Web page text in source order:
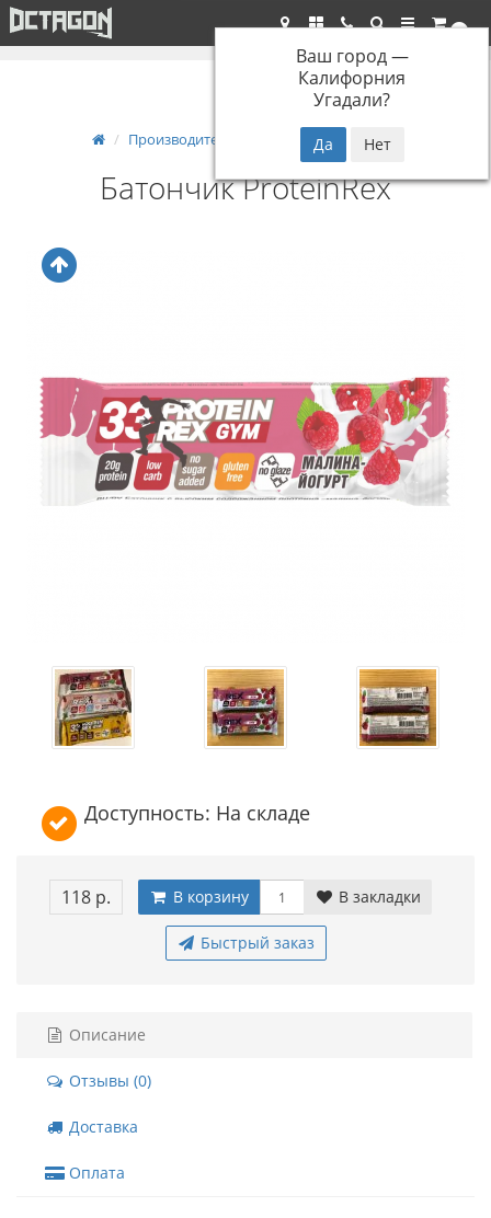
Бесплатная доставка при заказе от 5000р.*
Ваш город —
Калифорния
Угадали?
0
Производители Батончик ProteinRex
Батончик ProteinRex
Доступность: На складе
118 р. В корзину В закладки
Быстрый заказ
Описание
Отзывы (0)
Доставка
Оплата